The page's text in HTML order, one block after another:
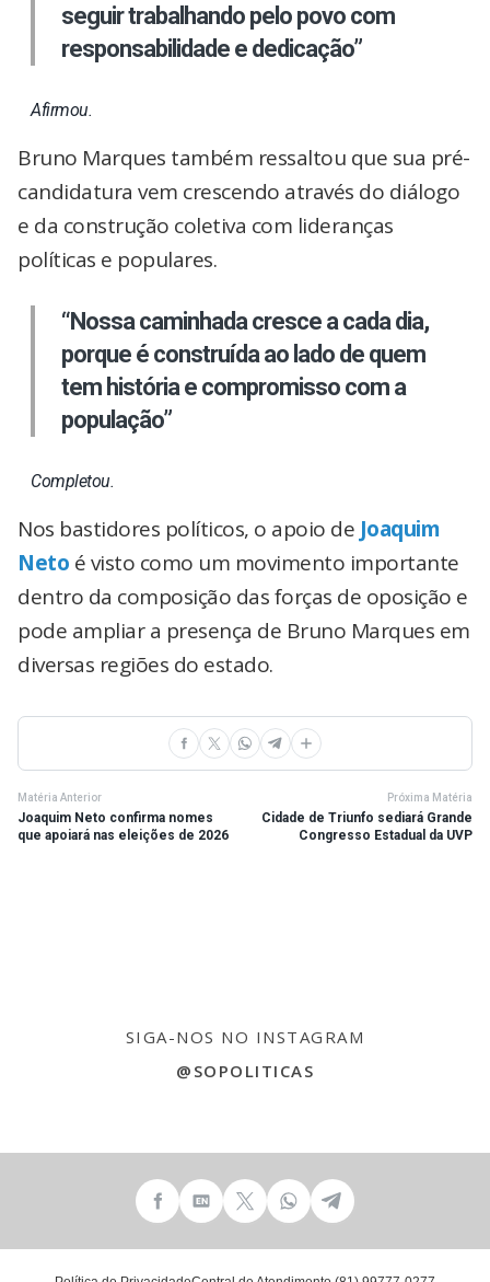
seguir trabalhando pelo povo com
responsabilidade e dedicação”
Afirmou.
Bruno Marques também ressaltou que sua pré-
candidatura vem crescendo através do diálogo
e da construção coletiva com lideranças
políticas e populares.
“Nossa caminhada cresce a cada dia,
porque é construída ao lado de quem
tem história e compromisso com a
população”
Completou.
Nos bastidores políticos, o apoio de Joaquim
Neto é visto como um movimento importante
dentro da composição das forças de oposição e
pode ampliar a presença de Bruno Marques em
diversas regiões do estado.
Matéria Anterior
Joaquim Neto confirma nomes
que apoiará nas eleições de 2026
Próxima Matéria
Cidade de Triunfo sediará Grande
Congresso Estadual da UVP
SIGA-NOS NO INSTAGRAM
@SOPOLITICAS